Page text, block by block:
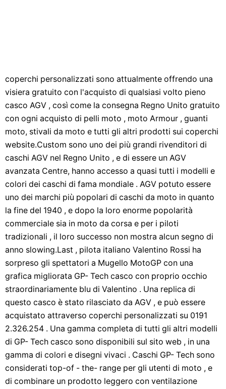
coperchi personalizzati sono attualmente offrendo una
visiera gratuito con l'acquisto di qualsiasi volto pieno
casco AGV , così come la consegna Regno Unito gratuito
con ogni acquisto di pelli moto , moto Armour , guanti
moto, stivali da moto e tutti gli altri prodotti sui coperchi
website.Custom sono uno dei più grandi rivenditori di
caschi AGV nel Regno Unito , e di essere un AGV
avanzata Centre, hanno accesso a quasi tutti i modelli e
colori dei caschi di fama mondiale . AGV potuto essere
uno dei marchi più popolari di caschi da moto in quanto
la fine del 1940 , e dopo la loro enorme popolarità
commerciale sia in moto da corsa e per i piloti
tradizionali , il loro successo non mostra alcun segno di
anno slowing.Last , pilota italiano Valentino Rossi ha
sorpreso gli spettatori a Mugello MotoGP con una
grafica migliorata GP- Tech casco con proprio occhio
straordinariamente blu di Valentino . Una replica di
questo casco è stato rilasciato da AGV , e può essere
acquistato attraverso coperchi personalizzati su 0191
2.326.254 . Una gamma completa di tutti gli altri modelli
di GP- Tech casco sono disponibili sul sito web , in una
gamma di colori e disegni vivaci . Caschi GP- Tech sono
considerati top-of - the- range per gli utenti di moto , e
di combinare un prodotto leggero con ventilazione